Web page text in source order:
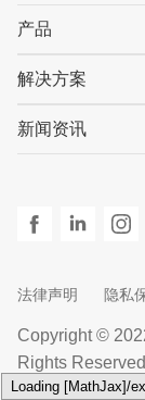
Loading [MathJax]/
产品
解决方案
新闻资讯
法律声明 隐私
Copyright ©
Rights